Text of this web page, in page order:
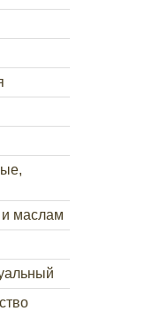
и маслам